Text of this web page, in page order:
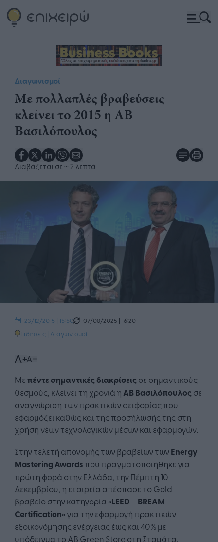
Διαγωνισμοί
Με πολλαπλές βραβεύσεις
κλείνει το 2015 η ΑΒ
Βασιλόπουλος
Διαβάζεται σε ~ 2 λεπτά
23/12/2015 | 15:50
07/08/2025 | 16:20
Ειδήσεις | Διαγωνισμοί
Μεπέντε σημαντικές διακρίσεις σε σημαντικούς
θεσμούς, κλείνει τη χρονιά η ΑΒ Βασιλόπουλος σε
αναγνώριση των πρακτικών αειφορίας που
εφαρμόζει καθώς και της προσήλωσής της στη
χρήση νέων τεχνολογικών μέσων και εφαρμογών.
Στην τελετή απονομής των βραβείων τωνEnergy
Mastering Awards που πραγματοποιήθηκε για
πρώτη φορά στην Ελλάδα, την Πέμπτη 10
Δεκεμβρίου, η εταιρεία απέσπασε το Gold
βραβείο στην κατηγορία «LEED – BREAM
Certification»για την εφαρμογή πρακτικών
εξοικονόμησης ενέργειας έως και 40% με
υπόδειγμα το ΑΒ Green Store στη Σταμάτα.